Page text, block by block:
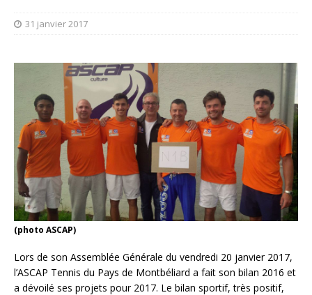
31 janvier 2017
(photo ASCAP)
Lors de son Assemblée Générale du vendredi 20 janvier 2017,
l’ASCAP Tennis du Pays de Montbéliard a fait son bilan 2016 et
a dévoilé ses projets pour 2017. Le bilan sportif, très positif,